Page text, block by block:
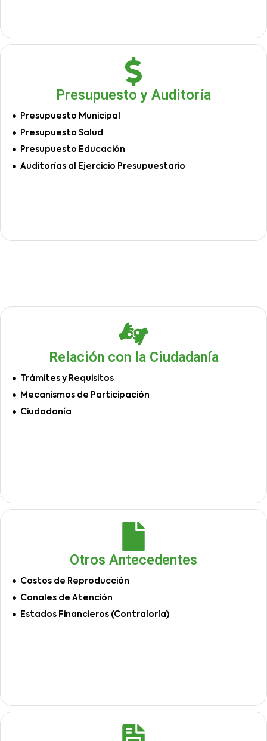
Presupuesto y Auditoría
Presupuesto Municipal
Presupuesto Salud
Presupuesto Educación
Auditorías al Ejercicio Presupuestario
Relación con la Ciudadanía
Trámites y Requisitos
Mecanismos de Participación
Ciudadanía
Otros Antecedentes
Costos de Reproducción
Canales de Atención
Estados Financieros (Contraloría)